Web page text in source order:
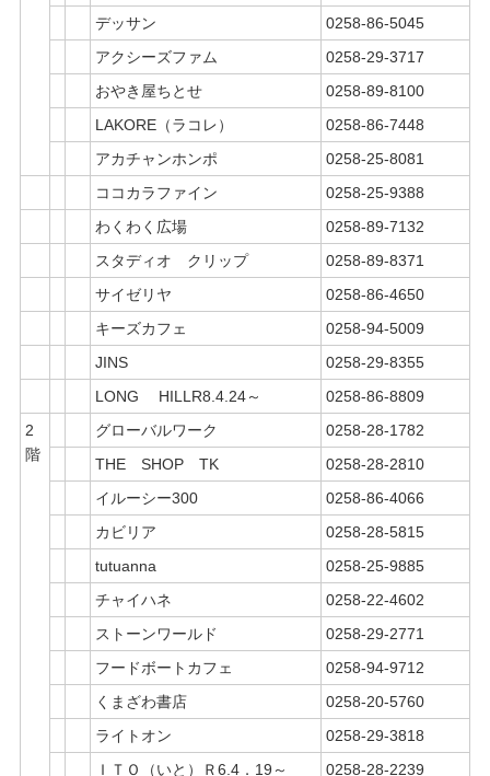
デッサン
0258-86-5045
アクシーズファム
0258-29-3717
おやき屋ちとせ
0258-89-8100
LAKORE（ラコレ）
0258-86-7448
アカチャンホンポ
0258-25-8081
ココカラファイン
0258-25-9388
わくわく広場
0258-89-7132
スタディオ クリップ
0258-89-8371
サイゼリヤ
0258-86-4650
キーズカフェ
0258-94-5009
JINS
0258-29-8355
LONG HILLR8.4.24～
0258-86-8809
2
階
グローバルワーク
0258-28-1782
THE SHOP TK
0258-28-2810
イルーシー300
0258-86-4066
カビリア
0258-28-5815
tutuanna
0258-25-9885
チャイハネ
0258-22-4602
ストーンワールド
0258-29-2771
フードボートカフェ
0258-94-9712
くまざわ書店
0258-20-5760
ライトオン
0258-29-3818
ＩＴＯ（いと）Ｒ6.4．19～
0258-28-2239